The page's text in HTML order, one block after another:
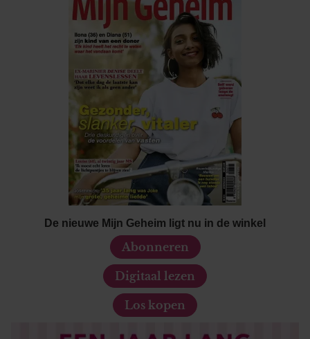
De nieuwe Mijn Geheim ligt nu in de winkel
Abonneren
Digitaal lezen
Los kopen